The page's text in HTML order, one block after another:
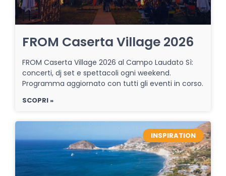
FROM Caserta Village 2026
FROM Caserta Village 2026 al Campo Laudato Sì:
concerti, dj set e spettacoli ogni weekend.
Programma aggiornato con tutti gli eventi in corso.
SCOPRI »
INSPIRATION